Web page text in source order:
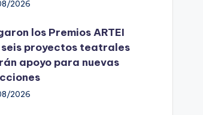
2026
los Premios ARTEI
proyectos teatrales
apoyo para nuevas
2026